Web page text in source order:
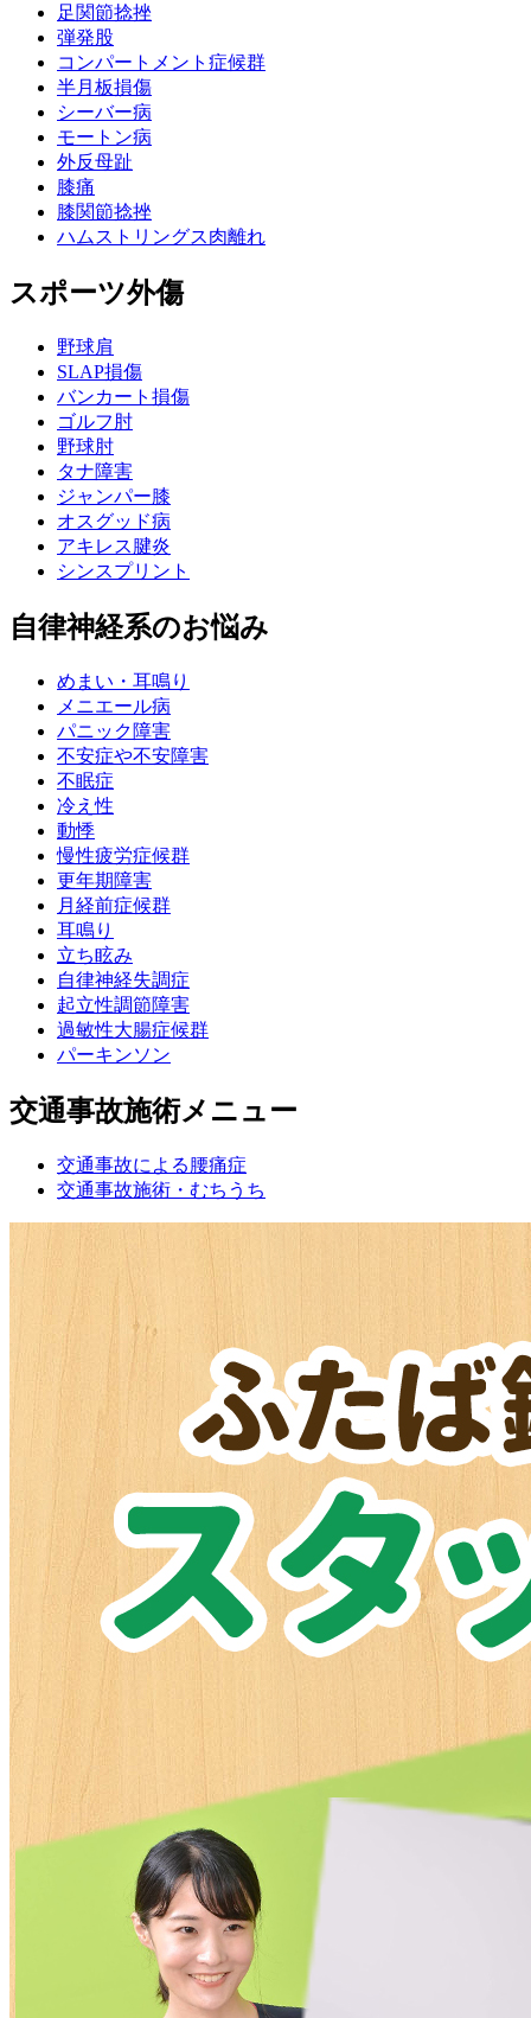
足関節捻挫
弾発股
コンパートメント症候群
半月板損傷
シーバー病
モートン病
外反母趾
膝痛
膝関節捻挫
ハムストリングス肉離れ
スポーツ外傷
野球肩
SLAP損傷
バンカート損傷
ゴルフ肘
野球肘
タナ障害
ジャンパー膝
オスグッド病
アキレス腱炎
シンスプリント
自律神経系のお悩み
めまい・耳鳴り
メニエール病
パニック障害
不安症や不安障害
不眠症
冷え性
動悸
慢性疲労症候群
更年期障害
月経前症候群
耳鳴り
立ち眩み
自律神経失調症
起立性調節障害
過敏性大腸症候群
パーキンソン
交通事故施術メニュー
交通事故による腰痛症
交通事故施術・むちうち